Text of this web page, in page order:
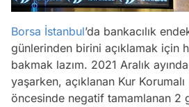
Borsa İstanbul’da bankacılık
günlerinden birini açıklamak için
bakmak lazım. 2021 Aralık
yaşarken, açıklanan Kur
öncesinde negatif tamamlanan 2